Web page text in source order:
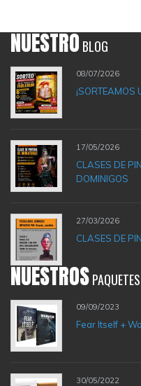
NUESTROBLOG
08/07/2026
¡SORTEAMOS
17/05/2026
CLASES DE
DOMINIGOS
27/03/2026
CLASES DE
NUESTROSPAQUETES
09/09/2023
Fear Itself +
30/05/2022